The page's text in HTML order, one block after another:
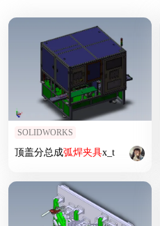
SOLIDWORKS
顶盖分总成弧焊夹具x_t